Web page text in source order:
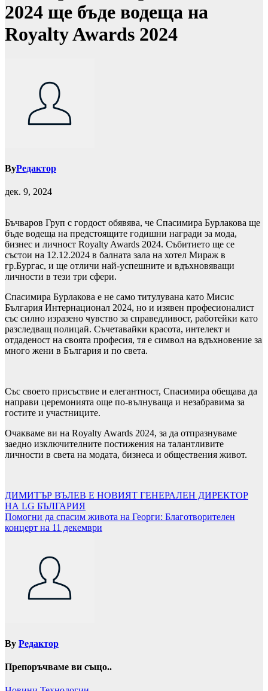
2024 ще бъде водеща на
Royalty Awards 2024
ByРедактор
дек. 9, 2024
Бъчваров Груп с гордост обявява, че Спасимира Бурлакова ще
бъде водеща на предстоящите годишни награди за мода,
бизнес и личност Royalty Awards 2024. Събитието ще се
състои на 12.12.2024 в балната зала на хотел Мираж в
гр.Бургас, и ще отличи най-успешните и вдъхновяващи
личности в тези три сфери.
Спасимира Бурлакова е не само титулувана като Мисис
България Интернационал 2024, но и изявен професионалист
със силно изразено чувство за справедливост, работейки като
разследващ полицай. Съчетавайки красота, интелект и
отдаденост на своята професия, тя е символ на вдъхновение за
много жени в България и по света.
Със своето присъствие и елегантност, Спасимира обещава да
направи церемонията още по-вълнуваща и незабравима за
гостите и участниците.
Очакваме ви на Royalty Awards 2024, за да отпразнуваме
заедно изключителните постижения на талантливите
личности в света на модата, бизнеса и обществения живот.
Навигация
ДИМИТЪР ВЪЛЕВ Е НОВИЯТ ГЕНЕРАЛЕН ДИРЕКТОР
НА LG БЪЛГАРИЯ
Помогни да спасим живота на Георги: Благотворителен
концерт на 11 декември
By Редактор
Препоръчваме ви също..